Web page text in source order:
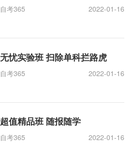
自考365 2022-01-16
无忧实验班 扫除单科拦路虎
自考365 2022-01-16
超值精品班 随报随学
自考365 2022-01-16